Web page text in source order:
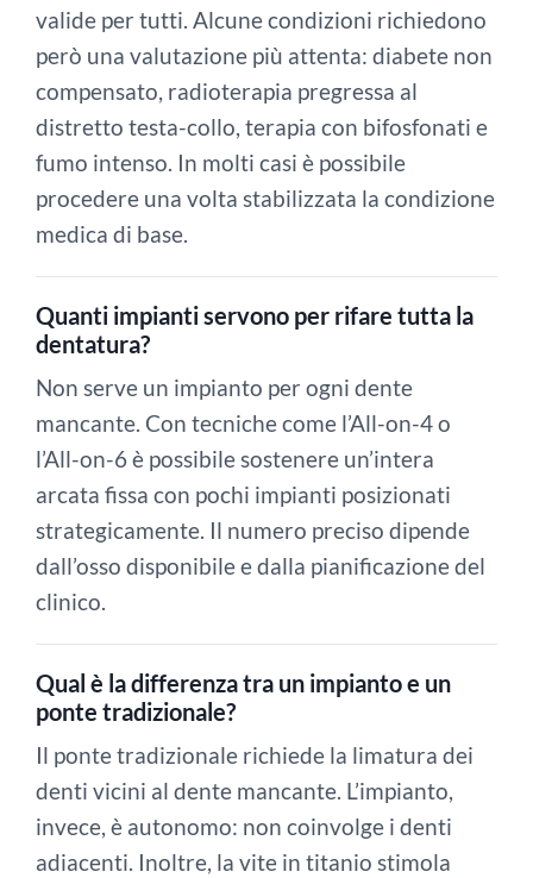
valide per tutti. Alcune condizioni richiedono
però una valutazione più attenta: diabete non
compensato, radioterapia pregressa al
distretto testa-collo, terapia con bifosfonati e
fumo intenso. In molti casi è possibile
procedere una volta stabilizzata la condizione
medica di base.
Quanti impianti servono per rifare tutta la
dentatura?
Non serve un impianto per ogni dente
mancante. Con tecniche come l’All-on-4 o
l’All-on-6 è possibile sostenere un’intera
arcata fissa con pochi impianti posizionati
strategicamente. Il numero preciso dipende
dall’osso disponibile e dalla pianificazione del
clinico.
Qual è la differenza tra un impianto e un
ponte tradizionale?
Il ponte tradizionale richiede la limatura dei
denti vicini al dente mancante. L’impianto,
invece, è autonomo: non coinvolge i denti
adiacenti. Inoltre, la vite in titanio stimola